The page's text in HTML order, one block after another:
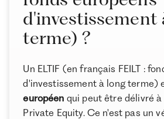
À propos de Ramify
Ramify est l’alternative digitale à
expertise patrimoniale,
rigoureuse des meilleurs produits
une logique de performance à
d'investissement
terme) ?
Un ELTIF (en français FEILT :
d'investissement à long terme)
européen qui peut être délivré à
Private Equity. Ce n'est pas un